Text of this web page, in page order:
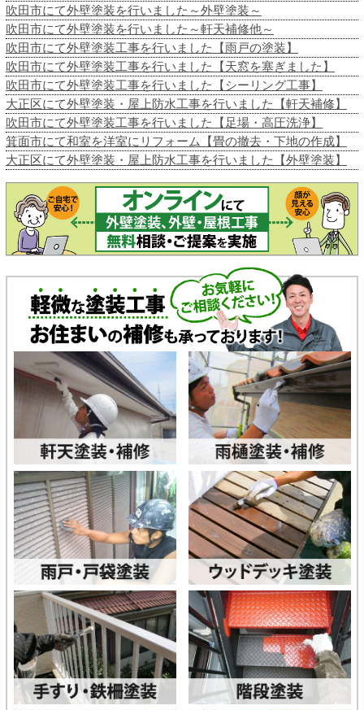
吹田市にて外壁塗装を行いました～外壁塗装～
吹田市にて外壁塗装を行いました～軒天補修他～
吹田市にて外壁塗装工事を行いました【雨戸の塗装】
吹田市にて外壁塗装工事を行いました【天窓を塞ぎました】
吹田市にて外壁塗装工事を行いました【シーリング工事】
大正区にて外壁塗装・屋上防水工事を行いました【軒天補修】
吹田市にて外壁塗装工事を行いました【足場・高圧洗浄】
箕面市にて和室を洋室にリフォーム【畳の撤去・下地の作成】
大正区にて外壁塗装・屋上防水工事を行いました【外壁塗装】